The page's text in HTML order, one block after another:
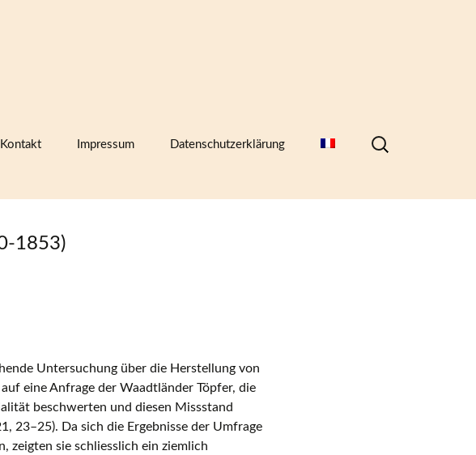
Glossare,
Töpferei- und
Museen mit grossen
Kontakt Impressum Datenschutzerklärung
Suchen
nach:
1853)
Untersuchung über die Herstellung von
eine Anfrage der Waadtländer Töpfer, die
beschwerten und diesen Missstand
23–25). Da sich die Ergebnisse der Umfrage
zeigten sie schliesslich ein ziemlich